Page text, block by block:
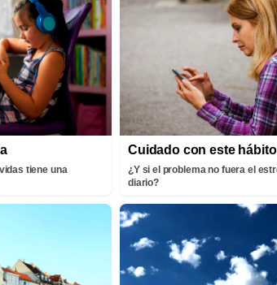
tiene una
Cuidado con este hábito
¿Y si el problema no fuera el
diario?